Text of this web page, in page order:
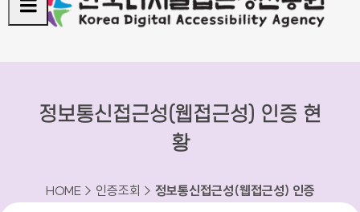
정보통신접근성(웹접근성) 인증 현
황
HOME > 인증조회 > 정보통신접근성(웹접근성) 인증